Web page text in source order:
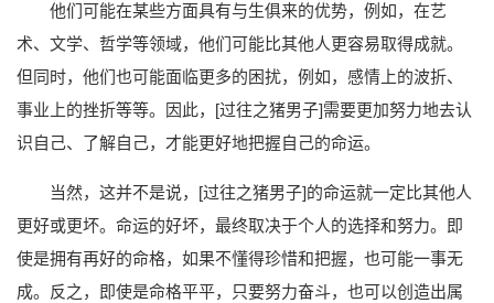
他们可能在某些方面具有与生俱来的优势，例如，在艺
术、文学、哲学等领域，他们可能比其他人更容易取得成就。
但同时，他们也可能面临更多的困扰，例如，感情上的波折、
事业上的挫折等等。因此，[过往之猪男子]需要更加努力地去认
识自己、了解自己，才能更好地把握自己的命运。
当然，这并不是说，[过往之猪男子]的命运就一定比其他人
更好或更坏。命运的好坏，最终取决于个人的选择和努力。即
使是拥有再好的命格，如果不懂得珍惜和把握，也可能一事无
成。反之，即使是命格平平，只要努力奋斗，也可以创造出属